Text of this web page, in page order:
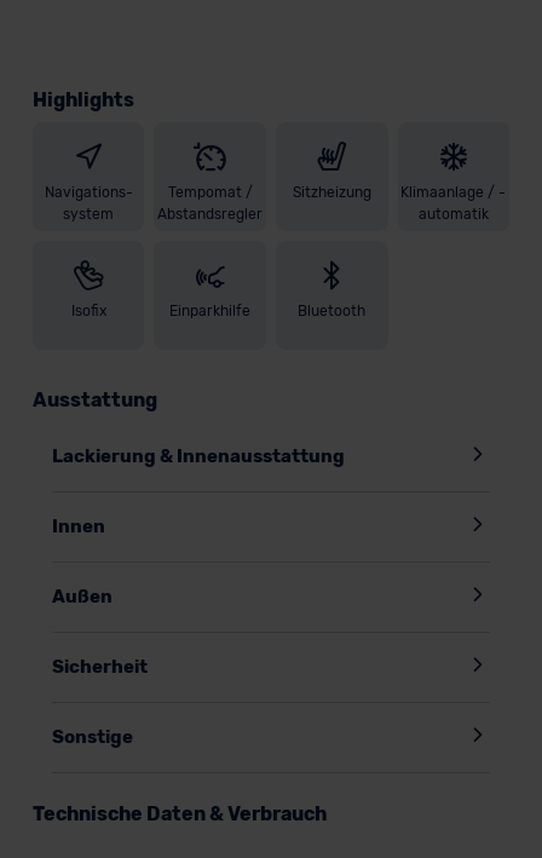
Highlights
Navigations-
system
Tempomat /
Abstandsregler
Sitzheizung
Klimaanlage / -
automatik
Isofix Einparkhilfe Bluetooth
Ausstattung
Lackierung & Innenausstattung
Innen
Außen
Sicherheit
Sonstige
Technische Daten & Verbrauch